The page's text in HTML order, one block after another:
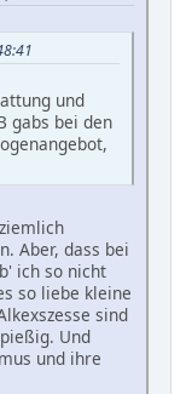
und
gabs bei den
Aber, dass bei
ich so nicht
so liebe kleine
sind
Und
und ihre